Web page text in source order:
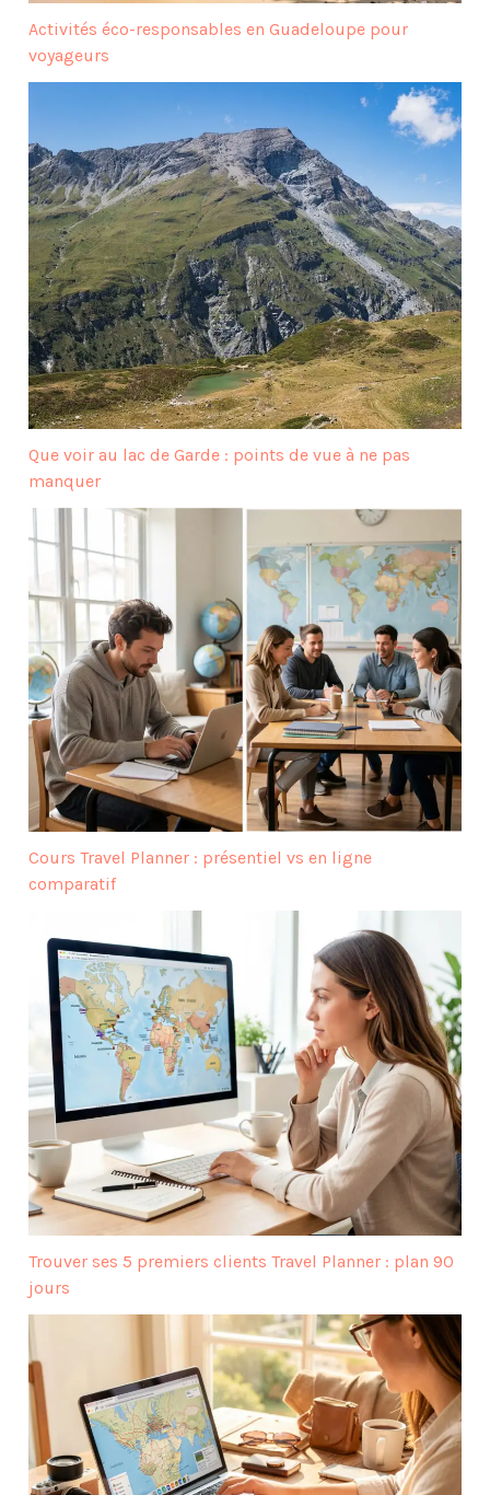
Activités éco-responsables en Guadeloupe pour
voyageurs
Que voir au lac de Garde : points de vue à ne pas
manquer
Cours Travel Planner : présentiel vs en ligne
comparatif
Trouver ses 5 premiers clients Travel Planner : plan 90
jours